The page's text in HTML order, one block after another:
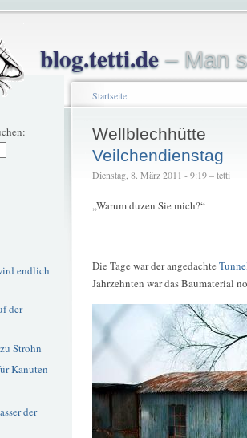
blog.tetti.de– Man
endlich
der
Strohn
Kanuten
der
Startseite
Wellblechhütte
Veilchendienstag
Dienstag, 8. März 2011 - 9:19 – tetti
„Warum duzen Sie mich?“
Die Tage war der angedachte
Jahrzehnten war das Baumaterial